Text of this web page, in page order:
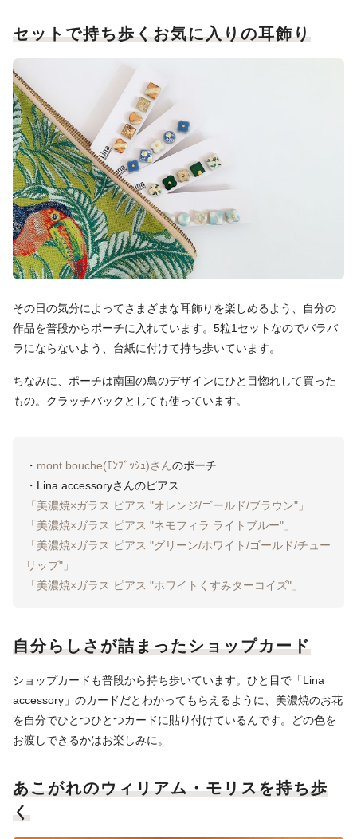
セットで持ち歩くお気に入りの耳飾り
その日の気分によってさまざまな耳飾りを楽しめるよう、自分の
作品を普段からポーチに入れています。5粒1セットなのでバラバ
ラにならないよう、台紙に付けて持ち歩いています。
ちなみに、ポーチは南国の鳥のデザインにひと目惚れして買った
もの。クラッチバックとしても使っています。
・ mont bouche(ﾓﾝﾌﾞｯｼｭ)さんのポーチ
・Lina accessoryさんのピアス
「美濃焼×ガラス ピアス "オレンジ/ゴールド/ブラウン"」
「美濃焼×ガラス ピアス "ネモフィラ ライトブルー"」
「美濃焼×ガラス ピアス "グリーン/ホワイト/ゴールド/チュー
リップ"」
「美濃焼×ガラス ピアス "ホワイトくすみターコイズ"」
自分らしさが詰まったショップカード
ショップカードも普段から持ち歩いています。ひと目で「Lina
accessory」のカードだとわかってもらえるように、美濃焼のお花
を自分でひとつひとつカードに貼り付けているんです。どの色を
お渡しできるかはお楽しみに。
あこがれのウィリアム・モリスを持ち歩
く